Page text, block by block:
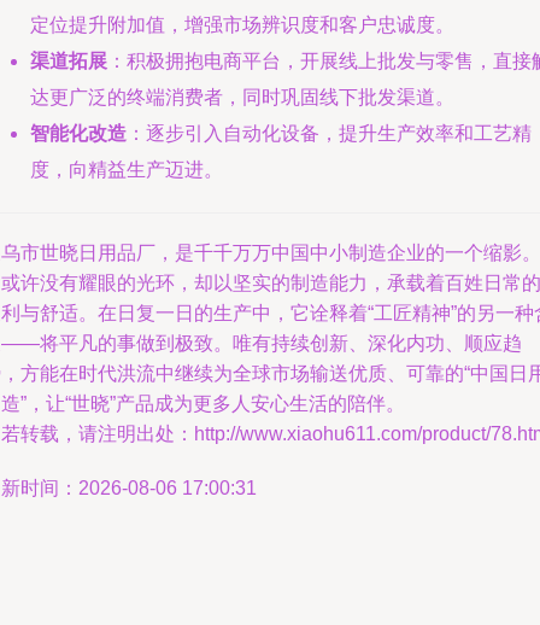
定位提升附加值，增强市场辨识度和客户忠诚度。
渠道拓展 ：积极拥抱电商平台，开展线上批发与零售，直接
达更广泛的终端消费者，同时巩固线下批发渠道。
智能化改造 ：逐步引入自动化设备，提升生产效率和工艺精
度，向精益生产迈进。
市世晓日用品厂，是千千万万中国中小制造企业的一个缩影。
许没有耀眼的光环，却以坚实的制造能力，承载着百姓日常的
与舒适。在日复一日的生产中，它诠释着“工匠精神”的另一种
将平凡的事做到极致。唯有持续创新、深化内功、顺应趋
方能在时代洪流中继续为全球市场输送优质、可靠的“中国日
”，让“世晓”产品成为更多人安心生活的陪伴。
转载，请注明出处：http://www.xiaohu611.com/product/
时间：2026-08-06 17:00:31